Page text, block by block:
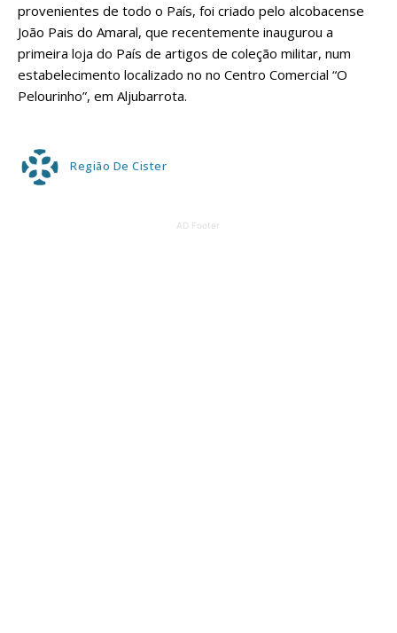
provenientes de todo o País, foi criado pelo alcobacense
João Pais do Amaral, que recentemente inaugurou a
primeira loja do País de artigos de coleção militar, num
estabelecimento localizado no no Centro Comercial “O
Pelourinho”, em Aljubarrota.
Região De Cister
AD Footer